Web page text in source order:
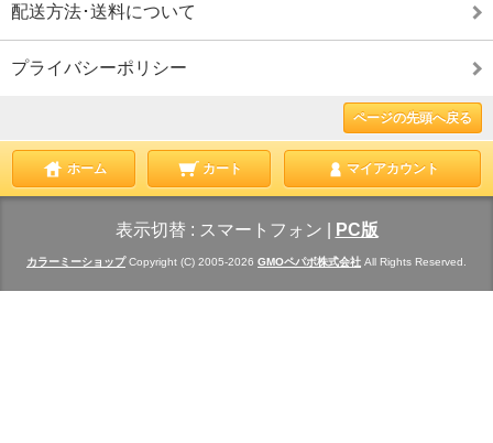
配送方法･送料について
プライバシーポリシー
ページの先頭へ戻る
ホーム カート マイアカウント
表示切替 : スマートフォン PC版
カラーミーショップCopyright (C) 2005-2026 GMOペパボ株式会社 All Rights Reserved.